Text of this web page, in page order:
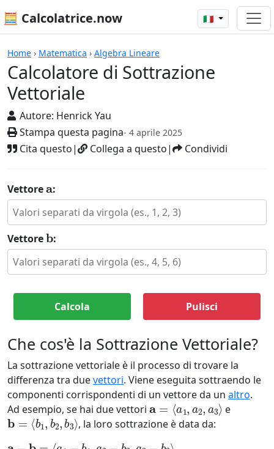
🧮 Calcolatrice.now 🇮🇹
Home › Matematica › Algebra Lineare
Calcolatore di Sottrazione
Vettoriale
Autore: Henrick Yau
Stampa questa pagina- 4 aprile 2025
Cita questo| Collega a questo| Condividi
Calcolatrici
Vettore :
Vettore
b
:
Calcola Pulisci
Che cos'è la Sottrazione Vettoriale?
La sottrazione vettoriale è il processo di trovare la
differenza tra duevettori. Viene eseguita sottraendo le
componenti corrispondenti di un vettore da un altro.
Ad esempio, se hai due vettori
a= ⟨a1,a2,a3 ⟩
e
b= ⟨b1,b2,b3⟩
, la loro sottrazione è data da:
b= − a a